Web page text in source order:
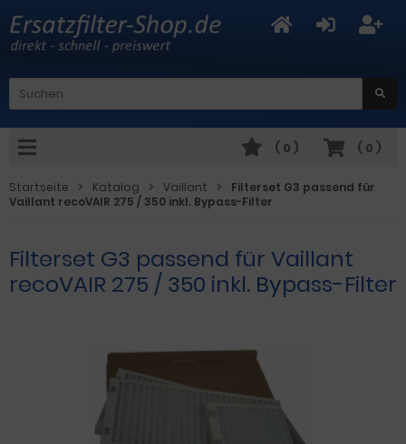
( 0 )
( 0 )
Startseite Katalog Vaillant
Filterset G3 passend für
Vaillant recoVAIR 275 / 350 inkl. Bypass-Filter
Filterset G3 passend für Vaillant
recoVAIR 275 / 350 inkl. Bypass-Filter